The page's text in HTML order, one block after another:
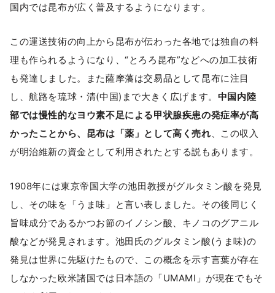
国内では昆布が広く普及するようになります。
この運送技術の向上から昆布が伝わった各地では独自の料
理も作られるようになり、“とろろ昆布”などへの加工技術
も発達しました。また薩摩藩は交易品として昆布に注目
し、航路を琉球・清(中国)まで大きく広げます。 中国内陸
部では慢性的なヨウ素不足による甲状腺疾患の発症率が高
かったことから、昆布は「薬」として高く売れ、この収入
が明治維新の資金として利用されたとする説もあります。
1908年には東京帝国大学の池田教授がグルタミン酸を発見
し、その味を「うま味」と言い表しました。その後同じく
旨味成分であるかつお節のイノシン酸、キノコのグアニル
酸などが発見されます。池田氏のグルタミン酸(うま味)の
発見は世界に先駆けたもので、この概念を示す言葉が存在
しなかった欧米諸国では日本語の「UMAMI」が現在でもそ